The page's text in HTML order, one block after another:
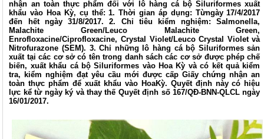
nhận an toàn thực phẩm đối với lô hàng cá bộ Siluriformes xuất
khẩu vào Hoa Kỳ, cụ thể: 1. Thời gian áp dụng: Từngày 17/4/2017
đến hết ngày 31/8/2017. 2. Chỉ tiêu kiểm nghiệm: Salmonella,
Malachite Green/Leuco Malachite Green,
Enrofloxacine/Ciprofloxacine, Crystal Violet/Leuco Crystal Violet và
Nitrofurazone (SEM). 3. Chỉ những lô hàng cá bộ Siluriformes sản
xuất tại các cơ sở có tên trong danh sách các cơ sở được phép chế
biến, xuất khẩu cá bộ Siluriformes vào Hoa Kỳ và có kết quả kiểm
tra, kiểm nghiệm đạt yêu cầu mới được cấp Giấy chứng nhận an
toàn thực phẩm để xuất khẩu vào HoaKỳ. Quyết định này có hiệu
lực kể từ ngày ký và thay thế Quyết định số 167/QĐ-BNN-QLCL ngày
16/01/2017.